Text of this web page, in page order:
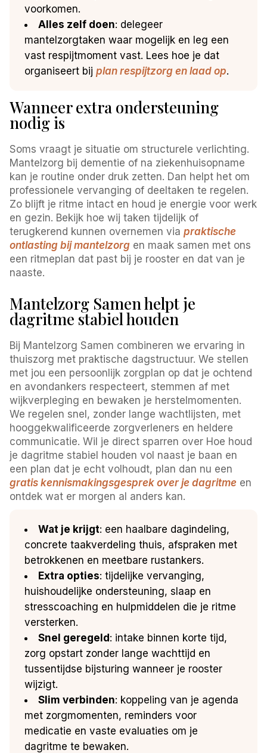
voorkomen.
Alles zelf doen: delegeer
mantelzorgtaken waar mogelijk en leg een
vast respijtmoment vast. Lees hoe je dat
organiseert bijplan respijtzorg en laad op.
Wanneer extra ondersteuning
nodig is
Soms vraagt je situatie om structurele verlichting.
Mantelzorg bij dementie of na ziekenhuisopname
kan je routine onder druk zetten. Dan helpt het om
professionele vervanging of deeltaken te regelen.
Zo blijft je ritme intact en houd je energie voor werk
en gezin. Bekijk hoe wij taken tijdelijk of
terugkerend kunnen overnemen viapraktische
ontlasting bij mantelzorg en maak samen met ons
een ritmeplan dat past bij je rooster en dat van je
naaste.
Mantelzorg Samen helpt je
dagritme stabiel houden
Bij Mantelzorg Samen combineren we ervaring in
thuiszorg met praktische dagstructuur. We stellen
met jou een persoonlijk zorgplan op dat je ochtend
en avondankers respecteert, stemmen af met
wijkverpleging en bewaken je herstelmomenten.
We regelen snel, zonder lange wachtlijsten, met
hooggekwalificeerde zorgverleners en heldere
communicatie. Wil je direct sparren over Hoe houd
je dagritme stabiel houden vol naast je baan en
een plan dat je echt volhoudt, plan dan nu een
gratis kennismakingsgesprek over je dagritme en
ontdek wat er morgen al anders kan.
Wat je krijgt: een haalbare dagindeling,
concrete taakverdeling thuis, afspraken met
betrokkenen en meetbare rustankers.
Extra opties: tijdelijke vervanging,
huishoudelijke ondersteuning, slaap en
stresscoaching en hulpmiddelen die je ritme
versterken.
Snel geregeld: intake binnen korte tijd,
zorg opstart zonder lange wachttijd en
tussentijdse bijsturing wanneer je rooster
wijzigt.
Slim verbinden: koppeling van je agenda
met zorgmomenten, reminders voor
medicatie en vaste evaluaties om je
dagritme te bewaken.